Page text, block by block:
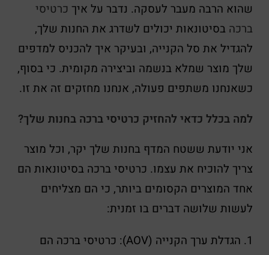
שהוא הרבה מעבר לעסקה. נדבר על איך כרטיסי
ברכה בסיטונאות יכולים לשדרג את החנות שלך,
להגדיל את סל הקנייה, ובעיקר איך להכניס למדפים
שלך מוצר שמלא בנשמה וביצירה מקומית. כי בסוף,
כשאנחנו משתפים פעולה, אנחנו מחזקים זה את זו.
למה בכלל כדאי להחזיק כרטיסי ברכה בחנות שלך?
אני יודעת ששטח המדף בחנות שלך יקר, וכל מוצר
צריך להוכיח את עצמו. כרטיסי ברכה בסיטונאות הם
אחד המוצרים הקסומים ביותר, כי הם מצליחים
לעשות שלושה דברים בו זמנית:
1. הגדלת ערך הקנייה (AOV): כרטיסי ברכה הם